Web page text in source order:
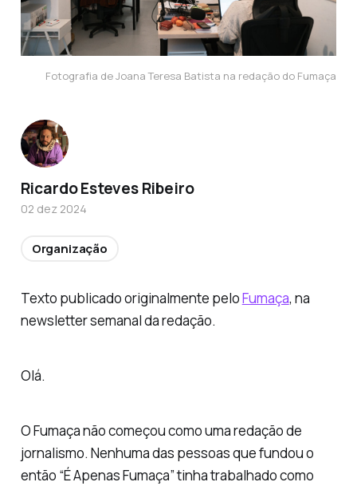
Fotografia de Joana Teresa Batista na redação do Fumaça
Texto publicado originalmente peloFumaça, na
newsletter semanal da redação.
Olá.
O Fumaça não começou como uma redação de
jornalismo. Nenhuma das pessoas que fundou o
então “É Apenas Fumaça” tinha trabalhado como
Ricardo Esteves Ribeiro
02 dez 2024
Organização